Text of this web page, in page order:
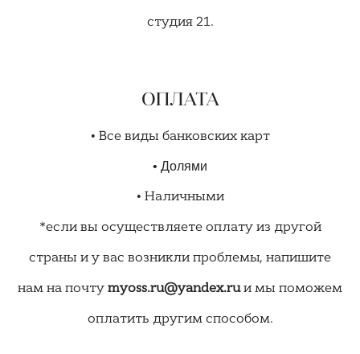
студия 21.
ОПЛАТА
• Все виды банковских карт
• Долями
• Наличными
*если вы осуществляете оплату из другой
страны и у вас возникли проблемы, напишите
нам на почту myoss.ru@yandex.ruи мы поможем
оплатить другим способом.